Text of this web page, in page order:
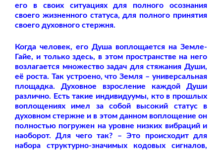
его в своих ситуациях для полного осознания
своего жизненного статуса, для полного принятия
своего духовного стержня.
Когда человек, его Душа воплощается на Земле-
Гайе, и только здесь, в этом пространстве на него
возлагается множество задач для стяжания Души,
её роста. Так устроено, что Земля – универсальная
площадка. Духовное взросление каждой Души
различно. Есть такие индивидуумы, кто в прошлых
воплощениях имел за собой высокий статус в
духовном стержне и в этом данном воплощение он
полностью погружен на уровне низких вибраций и
наоборот. Для чего так? – Это происходит для
набора структурно-значимых кодовых сигналов,